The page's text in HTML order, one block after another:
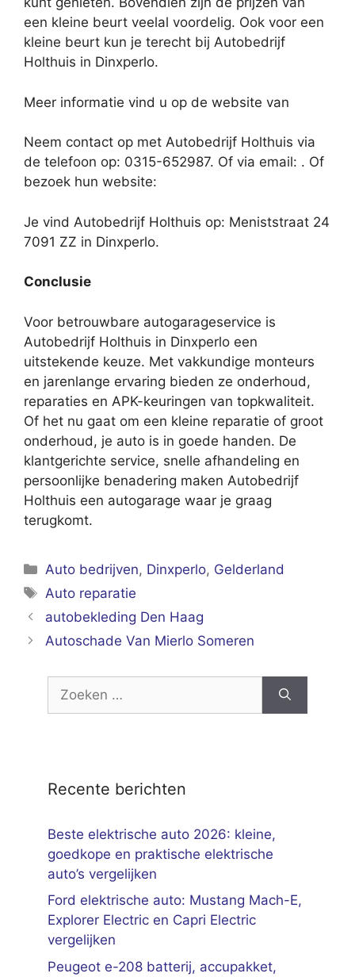
een kleine beurt veelal voordelig. Ook voor een
kleine beurt kun je terecht bij Autobedrijf
Holthuis in Dinxperlo.
Meer informatie vind u op de website van
Neem contact op met Autobedrijf Holthuis via
de telefoon op: 0315-652987. Of via email: . Of
bezoek hun website:
Je vind Autobedrijf Holthuis op: Meniststraat 24
7091 ZZ in Dinxperlo.
Conclusie
Voor betrouwbare autogarageservice is
Autobedrijf Holthuis in Dinxperlo een
uitstekende keuze. Met vakkundige monteurs
en jarenlange ervaring bieden ze onderhoud,
reparaties en APK-keuringen van topkwaliteit.
Of het nu gaat om een kleine reparatie of groot
onderhoud, je auto is in goede handen. De
klantgerichte service, snelle afhandeling en
persoonlijke benadering maken Autobedrijf
Holthuis een autogarage waar je graag
terugkomt.
Categorieën
Auto bedrijven, Dinxperlo, Gelderland
Tags
Auto reparatie
autobekleding Den Haag
Autoschade Van Mierlo Someren
naar:
Recente berichten
Beste elektrische auto 2026: kleine,
goedkope en praktische elektrische
auto’s vergelijken
Ford elektrische auto: Mustang Mach-E,
Explorer Electric en Capri Electric
vergelijken
Peugeot e-208 batterij, accupakket,